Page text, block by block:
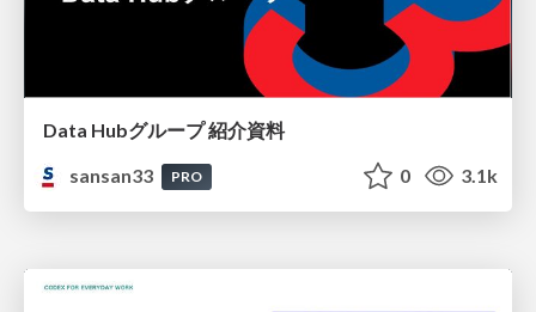
Data Hubグループ 紹介資料
sansan33
PRO 0 3.1k